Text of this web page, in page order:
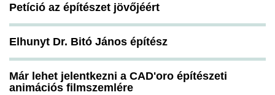
Petíció az építészet jövőjéért
Elhunyt Dr. Bitó János építész
Már lehet jelentkezni a CAD'oro építészeti
animációs filmszemlére